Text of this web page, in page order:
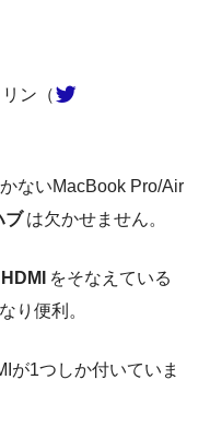
ン（
ないMacBook Pro/Air
ブ は欠かせません。
HDMI
をそなえている
り便利。
が1つしか付いていま